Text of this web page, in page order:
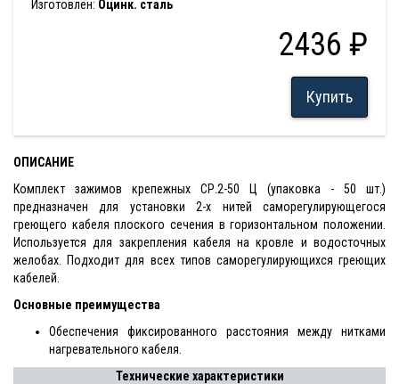
Изготовлен: Оцинк. сталь
2436 ₽
Купить
ОПИСАНИЕ
Комплект зажимов крепежных СР.2-50 Ц (упаковка - 50 шт.)
предназначен для установки 2-х нитей саморегулирующегося
греющего кабеля плоского сечения в горизонтальном положении.
Используется для закрепления кабеля на кровле и водосточных
желобах. Подходит для всех типов саморегулирующихся греющих
кабелей.
Основные преимущества
Обеспечения фиксированного расстояния между нитками
нагревательного кабеля.
Технические характеристики